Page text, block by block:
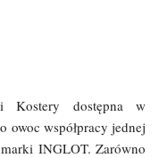
Kostery dostępna w
owoc współpracy jednej
INGLOT. Zarówno